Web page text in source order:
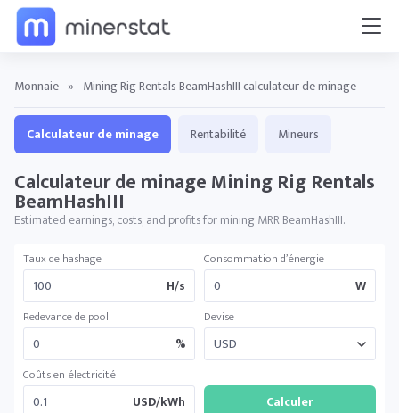
Monnaie » Mining Rig Rentals BeamHashIII calculateur de minage
Calculateur de minage Rentabilité Mineurs
Calculateur de minage Mining Rig Rentals
BeamHashIII
Estimated earnings, costs, and profits for mining MRR BeamHashIII.
Taux de hashage
H/s
Consommation d’énergie
W
Redevance de pool
%
Devise
Coûts en électricité
USD/kWh